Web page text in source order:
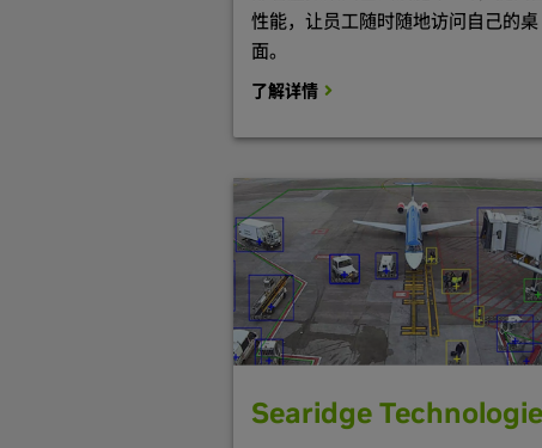
性能，让员工随时随地访问自己的桌
面。
了解详情
Searidge